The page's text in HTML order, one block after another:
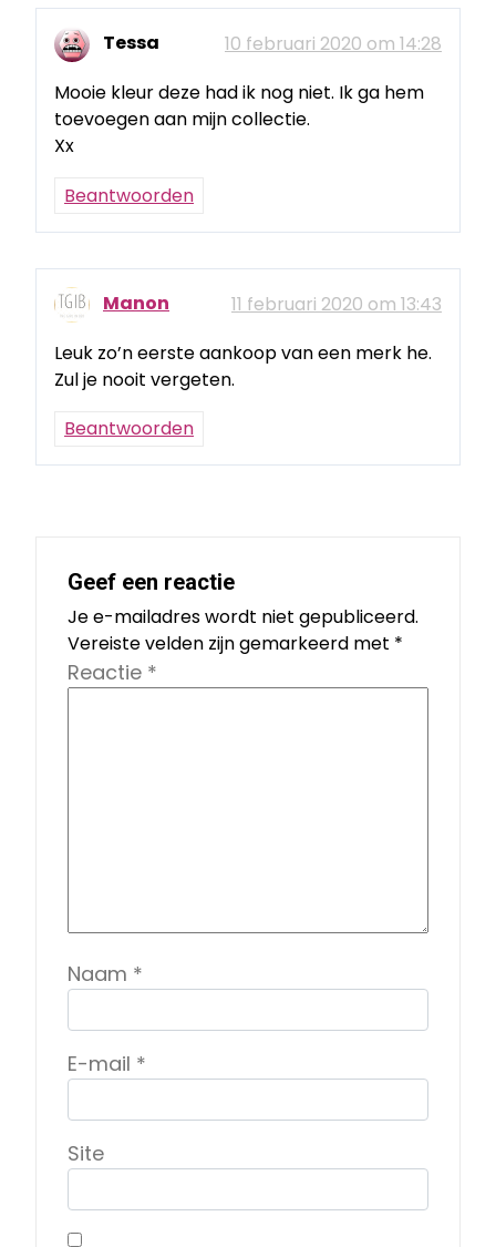
Tessa
10 februari 2020 om 14:28
Mooie kleur deze had ik nog niet. Ik ga hem
toevoegen aan mijn collectie.
Xx
Beantwoorden
Manon
11 februari 2020 om 13:43
Leuk zo’n eerste aankoop van een merk he.
Zul je nooit vergeten.
Beantwoorden
Geef een reactie
Je e-mailadres wordt niet gepubliceerd.
Vereiste velden zijn gemarkeerd met *
Reactie *
Naam *
E-mail *
Site